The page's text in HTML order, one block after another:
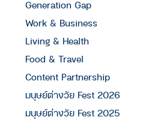
Generation Gap
Work & Business
Living & Health
Food & Travel
Content Partnership
มนุษย์ต่างวัย Fest 2026
มนุษย์ต่างวัย Fest 2025